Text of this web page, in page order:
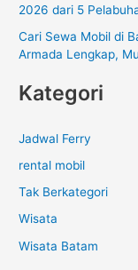
2026 dari 5
Cari Sewa Mobil di
Armada Lengkap,
Kategori
Jadwal Ferry
rental mobil
Tak Berkategori
Wisata
Wisata Batam